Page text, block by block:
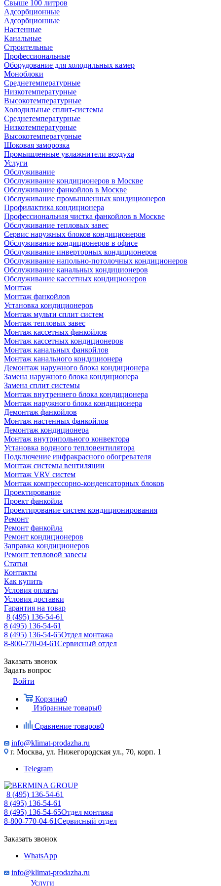
Свыше 100 литров
Адсорбционные
Адсорбционные
Настенные
Канальные
Строительные
Профессиональные
Оборудование для холодильных камер
Моноблоки
Среднетемпературные
Низкотемпературные
Высокотемпературные
Холодильные сплит-системы
Среднетемпературные
Низкотемпературные
Высокотемпературные
Шоковая заморозка
Промышленные увлажнители воздуха
Услуги
Обслуживание
Обслуживание кондиционеров в Москве
Обслуживание фанкойлов в Москве
Обслуживание промышленных кондиционеров
Профилактика кондиционера
Профессиональная чистка фанкойлов в Москве
Обслуживание тепловых завес
Сервис наружных блоков кондиционеров
Обслуживание кондиционеров в офисе
Обслуживание инверторных кондиционеров
Обслуживание напольно-потолочных кондиционеров
Обслуживание канальных кондиционеров
Обслуживание кассетных кондиционеров
Монтаж
Монтаж фанкойлов
Установка кондиционеров
Монтаж мульти сплит систем
Монтаж тепловых завес
Монтаж кассетных фанкойлов
Монтаж кассетных кондиционеров
Монтаж канальных фанкойлов
Монтаж канального кондиционера
Демонтаж наружного блока кондиционера
Замена наружного блока кондиционера
Замена сплит системы
Монтаж внутреннего блока кондиционера
Монтаж наружного блока кондиционера
Демонтаж фанкойлов
Монтаж настенных фанкойлов
Демонтаж кондиционера
Монтаж внутрипольного конвектора
Установка водяного тепловентилятора
Подключение инфракрасного обогревателя
Монтаж системы вентиляции
Монтаж VRV систем
Монтаж компрессорно-конденсаторных блоков
Проектирование
Проект фанкойла
Проектирование систем кондиционирования
Ремонт
Ремонт фанкойла
Ремонт кондиционеров
Заправка кондиционеров
Ремонт тепловой завесы
Статьи
Контакты
Как купить
Условия оплаты
Условия доставки
Гарантия на товар
8 (495) 136-54-61
8 (495) 136-54-61
8 (495) 136-54-65Отдел монтажа
8-800-770-04-61Сервисный отдел
Заказать звонок
Задать вопрос
Войти
Корзина0
Избранные товары0
Сравнение товаров0
info@klimat-prodazha.ru
г. Москва, ул. Нижегородская ул., 70, корп. 1
Telegram
8 (495) 136-54-61
8 (495) 136-54-61
8 (495) 136-54-65Отдел монтажа
8-800-770-04-61Сервисный отдел
Заказать звонок
WhatsApp
info@klimat-prodazha.ru
Услуги